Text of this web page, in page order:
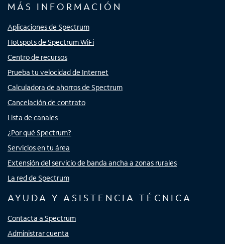
MÁS INFORMACIÓN
Aplicaciones de Spectrum
Hotspots de Spectrum WiFi
Centro de recursos
Prueba tu velocidad de Internet
Calculadora de ahorros de Spectrum
Cancelación de contrato
Lista de canales
¿Por qué Spectrum?
Servicios en tu área
Extensión del servicio de banda ancha a zonas rurales
La red de Spectrum
AYUDA Y ASISTENCIA TÉCNICA
Contacta a Spectrum
Administrar cuenta